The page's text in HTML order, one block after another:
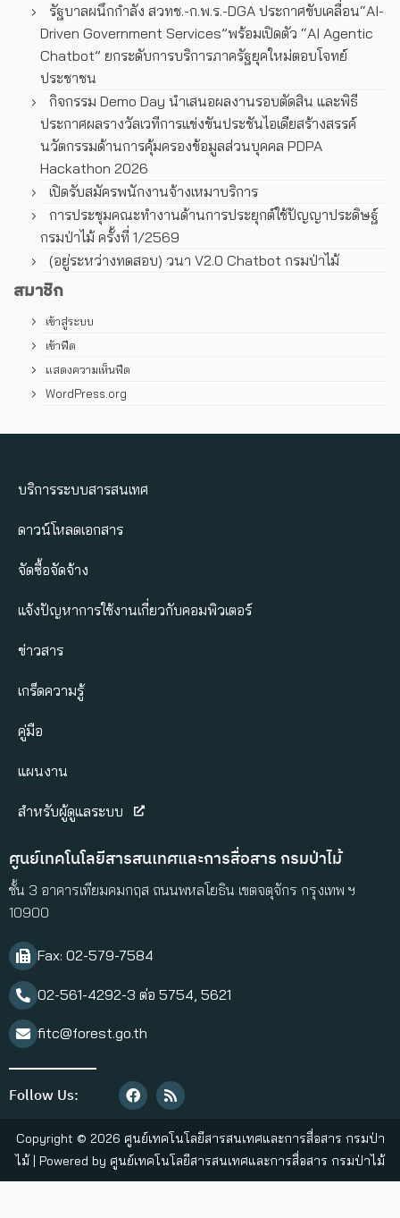
รัฐบาลผนึกกำลัง สวทช.-ก.พ.ร.-DGA ประกาศขับเคลื่อน“AI-
Driven Government Services”พร้อมเปิดตัว “AI Agentic
Chatbot” ยกระดับการบริการภาครัฐยุคใหม่ตอบโจทย์
ประชาชน
กิจกรรม Demo Day นำเสนอผลงานรอบตัดสิน และพิธี
ประกาศผลรางวัลเวทีการแข่งขันประชันไอเดียสร้างสรรค์
นวัตกรรมด้านการคุ้มครองข้อมูลส่วนบุคคล PDPA
Hackathon 2026
เปิดรับสมัครพนักงานจ้างเหมาบริการ
การประชุมคณะทํางานด้านการประยุกต์ใช้ปัญญาประดิษฐ์
กรมป่าไม้ ครั้งที่ 1/2569
(อยู่ระหว่างทดสอบ) วนา V2.0 Chatbot กรมป่าไม้
สมาชิก
เข้าสู่ระบบ
เข้าฟีด
แสดงความเห็นฟีด
WordPress.org
บริการระบบสารสนเทศ
ดาวน์โหลดเอกสาร
จัดซื้อจัดจ้าง
แจ้งปัญหาการใช้งานเกี่ยวกับคอมพิวเตอร์
ข่าวสาร
เกร็ดความรู้
คู่มือ
แผนงาน
สำหรับผู้ดูแลระบบ
ศูนย์เทคโนโลยีสารสนเทศและการสื่อสาร กรมป่าไม้
ชั้น 3 อาคารเทียมคมกฤส ถนนพหลโยธิน เขตจตุจักร กรุงเทพ ฯ
10900
Fax: 02-579-7584​
02-561-4292-3 ต่อ 5754, 5621
fitc@forest.go.th
Follow Us:
Copyright © 2026 ศูนย์เทคโนโลยีสารสนเทศและการสื่อสาร กรมป่า
ไม้ | Powered by ศูนย์เทคโนโลยีสารสนเทศและการสื่อสาร กรมป่าไม้